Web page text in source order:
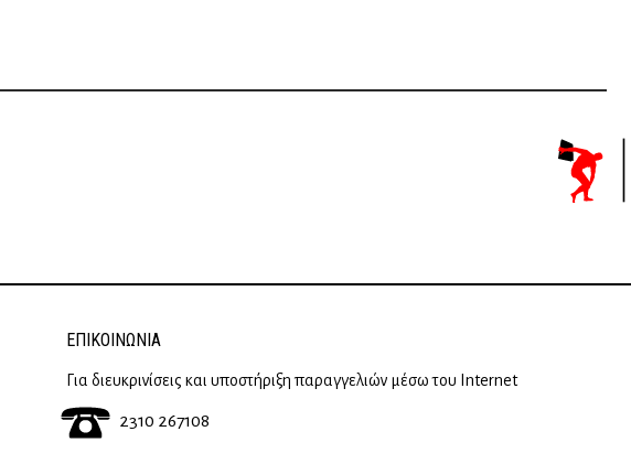
ΕΠΙΚΟΙΝΩΝΊΑ
Για διευκρινίσεις και υποστήριξη παραγγελιών μέσω του Internet
2310 267108